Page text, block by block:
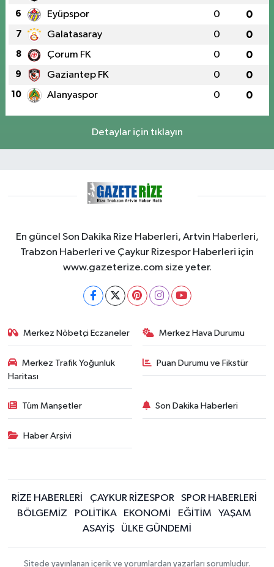
6 Eyüpspor 0 0
7 Galatasaray 0 0
8 Çorum FK 0 0
9 Gaziantep FK 0 0
10 Alanyaspor 0 0
Detaylar için tıklayın
En güncel Son Dakika Rize Haberleri, Artvin Haberleri,
Trabzon Haberleri ve Çaykur Rizespor Haberleri için
www.gazeterize.com size yeter.
Merkez Nöbetçi Eczaneler Merkez Hava Durumu
Merkez Trafik Yoğunluk
Haritası
Puan Durumu ve Fikstür
Tüm Manşetler Son Dakika Haberleri
Haber Arşivi
RİZE HABERLERİ ÇAYKUR RİZESPOR
SPOR HABERLERİ
BÖLGEMİZ
POLİTİKA EKONOMİ EĞİTİM
YAŞAM
ASAYİŞ
ÜLKE GÜNDEMİ
Sitede yayınlanan içerik ve yorumlardan yazarları sorumludur.